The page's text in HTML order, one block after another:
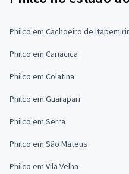
Philco em Cachoeiro de
Philco em Cariacica
Philco em Colatina
Philco em Guarapari
Philco em Serra
Philco em São Mateus
Philco em Vila Velha